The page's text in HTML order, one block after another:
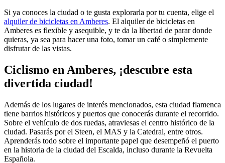
Si ya conoces la ciudad o te gusta explorarla por tu cuenta, elige el
alquiler de bicicletas en Amberes. El alquiler de bicicletas en
Amberes es flexible y asequible, y te da la libertad de parar donde
quieras, ya sea para hacer una foto, tomar un café o simplemente
disfrutar de las vistas.
Ciclismo en Amberes, ¡descubre esta
divertida ciudad!
Además de los lugares de interés mencionados, esta ciudad flamenca
tiene barrios históricos y puertos que conocerás durante el recorrido.
Sobre el vehículo de dos ruedas, atraviesas el centro histórico de la
ciudad. Pasarás por el Steen, el MAS y la Catedral, entre otros.
Aprenderás todo sobre el importante papel que desempeñó el puerto
en la historia de la ciudad del Escalda, incluso durante la Revuelta
Española.